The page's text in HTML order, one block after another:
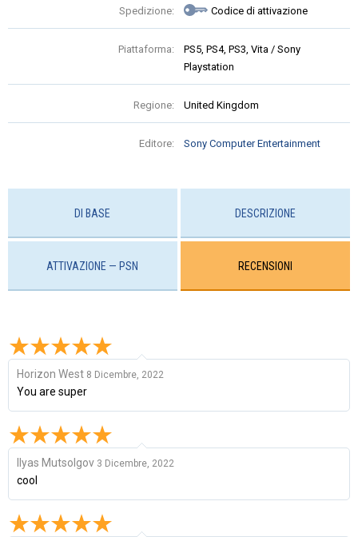
Spedizione: Codice di attivazione
Piattaforma:
PS5, PS4, PS3, Vita / Sony
Playstation
Regione: United Kingdom
Editore: Sony Computer Entertainment
DI BASE DESCRIZIONE
ATTIVAZIONE — PSN RECENSIONI
Horizon West 8 Dicembre, 2022
You are super
Ilyas Mutsolgov 3 Dicembre, 2022
cool